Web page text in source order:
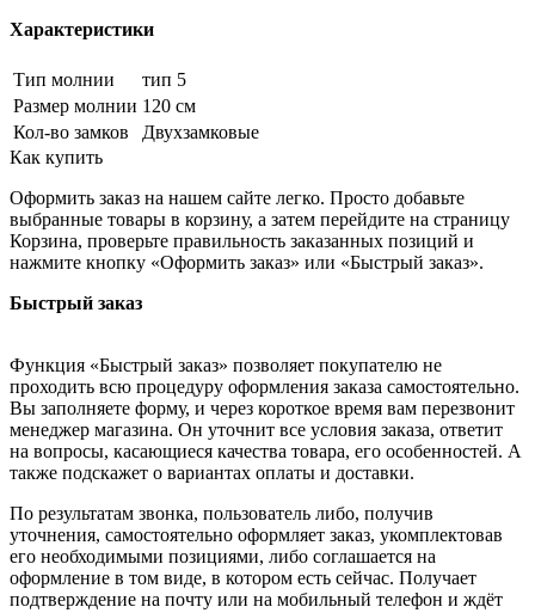
Характеристики
Тип молнии
тип 5
Размер молнии 120 см
Кол-во замков
Двухзамковые
Как купить
Оформить заказ на нашем сайте легко. Просто добавьте
выбранные товары в корзину, а затем перейдите на страницу
Корзина, проверьте правильность заказанных позиций и
нажмите кнопку «Оформить заказ» или «Быстрый заказ».
Быстрый заказ
Функция «Быстрый заказ» позволяет покупателю не
проходить всю процедуру оформления заказа самостоятельно.
Вы заполняете форму, и через короткое время вам перезвонит
менеджер магазина. Он уточнит все условия заказа, ответит
на вопросы, касающиеся качества товара, его особенностей. А
также подскажет о вариантах оплаты и доставки.
По результатам звонка, пользователь либо, получив
уточнения, самостоятельно оформляет заказ, укомплектовав
его необходимыми позициями, либо соглашается на
оформление в том виде, в котором есть сейчас. Получает
подтверждение на почту или на мобильный телефон и ждёт